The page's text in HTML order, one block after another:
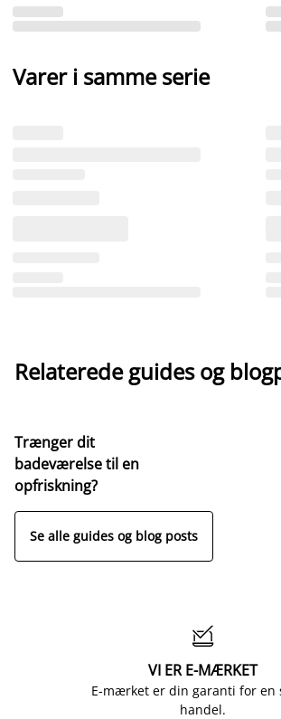
Varer i samme serie
Relaterede guides og
Trænger dit
badeværelse til en
opfriskning?
Se alle guides og blog posts

VI ER E-MÆRKET
E-mærket er din garanti for en
handel.